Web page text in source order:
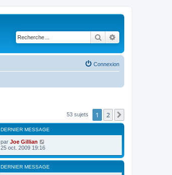
Rechercher
Connexion
53 sujets 1 2
DERNIER MESSAGE
par Joe Gillian
25 oct. 2009 19:16
DERNIER MESSAGE